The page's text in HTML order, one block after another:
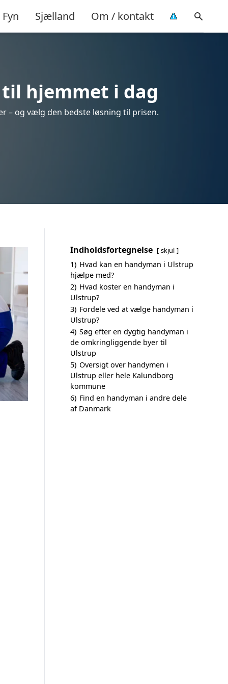
Fyn Sjælland Om / kontakt
hjemmet i dag
– og vælg den bedste løsning til prisen.
Indholdsfortegnelse skjul
1) Hvad kan en handyman i Ulstrup
hjælpe med?
2) Hvad koster en handyman i
Ulstrup?
3) Fordele ved at vælge handyman i
Ulstrup?
4) Søg efter en dygtig handyman i
de omkringliggende byer til
Ulstrup
5) Oversigt over handymen i
Ulstrup eller hele Kalundborg
kommune
6) Find en handyman i andre dele
af Danmark